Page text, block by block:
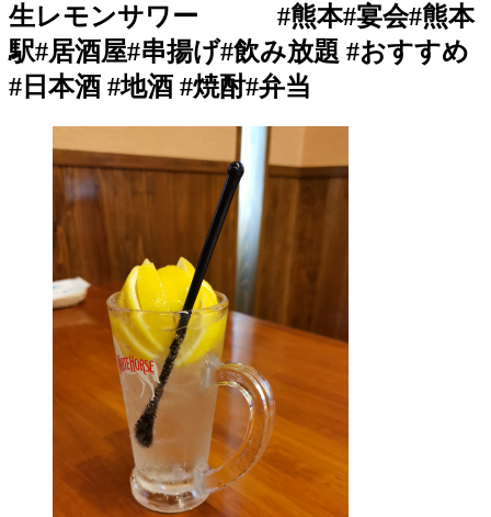
生レモンサワー #熊本#宴会#熊本
駅#居酒屋#串揚げ#飲み放題 #おすすめ
#日本酒 #地酒 #焼酎#弁当